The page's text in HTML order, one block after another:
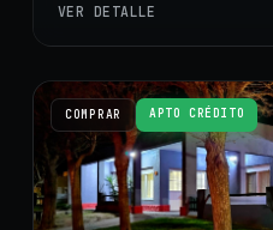
VER DETALLE
COMPRAR APTO CRÉDITO